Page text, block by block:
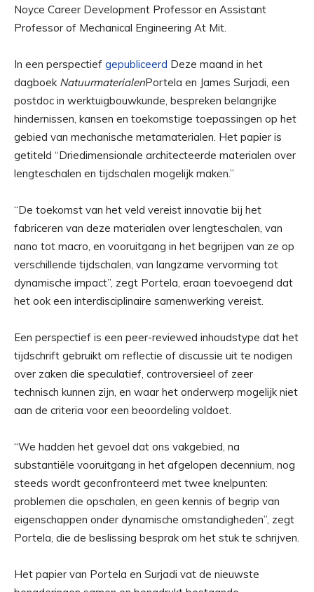
Noyce Career Development Professor en Assistant
Professor of Mechanical Engineering At Mit.
In een perspectief gepubliceerd Deze maand in het
dagboek NatuurmaterialenPortela en James Surjadi, een
postdoc in werktuigbouwkunde, bespreken belangrijke
hindernissen, kansen en toekomstige toepassingen op het
gebied van mechanische metamaterialen. Het papier is
getiteld “Driedimensionale architecteerde materialen over
lengteschalen en tijdschalen mogelijk maken.”
“De toekomst van het veld vereist innovatie bij het
fabriceren van deze materialen over lengteschalen, van
nano tot macro, en vooruitgang in het begrijpen van ze op
verschillende tijdschalen, van langzame vervorming tot
dynamische impact”, zegt Portela, eraan toevoegend dat
het ook een interdisciplinaire samenwerking vereist.
Een perspectief is een peer-reviewed inhoudstype dat het
tijdschrift gebruikt om reflectie of discussie uit te nodigen
over zaken die speculatief, controversieel of zeer
technisch kunnen zijn, en waar het onderwerp mogelijk niet
aan de criteria voor een beoordeling voldoet.
“We hadden het gevoel dat ons vakgebied, na
substantiële vooruitgang in het afgelopen decennium, nog
steeds wordt geconfronteerd met twee knelpunten:
problemen die opschalen, en geen kennis of begrip van
eigenschappen onder dynamische omstandigheden”, zegt
Portela, die de beslissing besprak om het stuk te schrijven.
Het papier van Portela en Surjadi vat de nieuwste